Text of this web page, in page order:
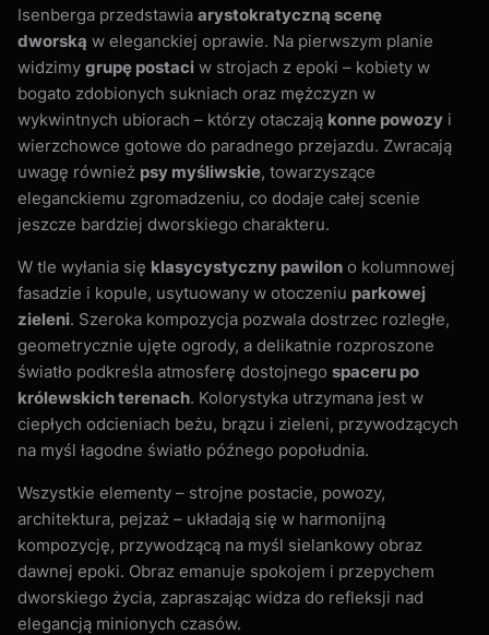
Isenberga przedstawia arystokratyczną scenę
dworską w eleganckiej oprawie. Na pierwszym planie
widzimy grupę postaci w strojach z epoki – kobiety w
bogato zdobionych sukniach oraz mężczyzn w
wykwintnych ubiorach – którzy otaczają konne powozy i
wierzchowce gotowe do paradnego przejazdu. Zwracają
uwagę również psy myśliwskie, towarzyszące
eleganckiemu zgromadzeniu, co dodaje całej scenie
jeszcze bardziej dworskiego charakteru.
W tle wyłania się klasycystyczny pawilon o kolumnowej
fasadzie i kopule, usytuowany w otoczeniu parkowej
zieleni. Szeroka kompozycja pozwala dostrzec rozległe,
geometrycznie ujęte ogrody, a delikatnie rozproszone
światło podkreśla atmosferę dostojnego spaceru po
królewskich terenach. Kolorystyka utrzymana jest w
ciepłych odcieniach beżu, brązu i zieleni, przywodzących
na myśl łagodne światło późnego popołudnia.
Wszystkie elementy – strojne postacie, powozy,
architektura, pejzaż – układają się w harmonijną
kompozycję, przywodzącą na myśl sielankowy obraz
dawnej epoki. Obraz emanuje spokojem i przepychem
dworskiego życia, zapraszając widza do refleksji nad
elegancją minionych czasów.